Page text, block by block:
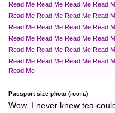
Read Me Read Me Read Me Read
Read Me Read Me Read Me Read
Read Me Read Me Read Me Read
Read Me Read Me Read Me Read
Read Me Read Me Read Me Read
Read Me Read Me Read Me Read
Read Me
Passport size photo (гость)
Wow, I never knew tea